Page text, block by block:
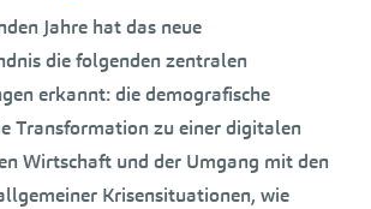
Jahre hat das neue
die folgenden zentralen
erkannt: die demografische
Transformation zu einer digitalen
Wirtschaft und der Umgang mit den
Krisensituationen, wie